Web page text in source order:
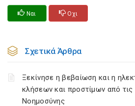
Ναι Οχι
Σχετικά Άρθρα
Ξεκίνησε η βεβαίωση και η
κλήσεων και προστίμων από τις
Νοημοσύνης